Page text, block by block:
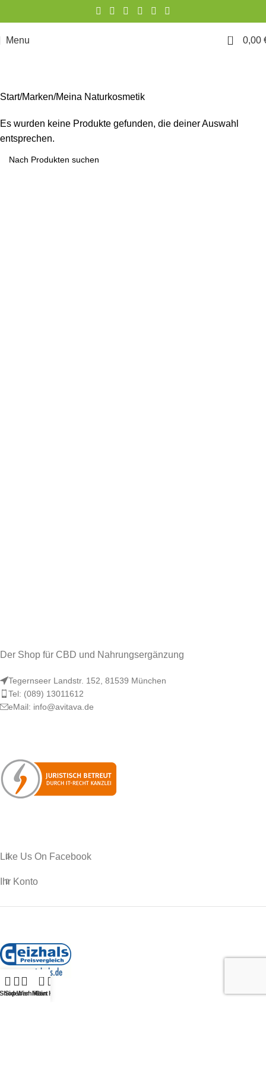
Menu 0 0,00
Start Marken Meina Naturkosmetik
Es wurden keine Produkte gefunden, die deiner Auswahl
entsprechen.
Der Shop für CBD und Nahrungsergänzung
Tegernseer Landstr. 152, 81539 München
Tel: (089) 13011612
eMail: info@avitava.de
Like Us On Facebook
Ihr Konto
SidebarWishlist
0
Cart
Mein Konto